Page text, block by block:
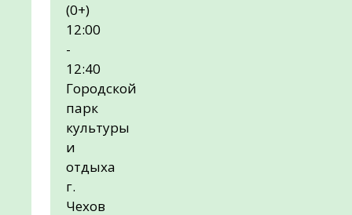
(0+)
12:00
-
12:40
Городской
парк
культуры
и
отдыха
г.
Чехов